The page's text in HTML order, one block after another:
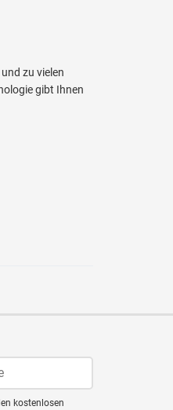
zu vielen
gibt Ihnen
kostenlosen